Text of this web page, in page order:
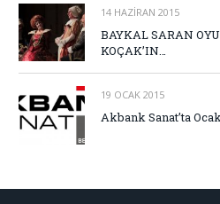
14 HAZIRAN 2015
BAYKAL SARAN
KOÇAK’IN…
19 OCAK 2015
Akbank Sanat’ta